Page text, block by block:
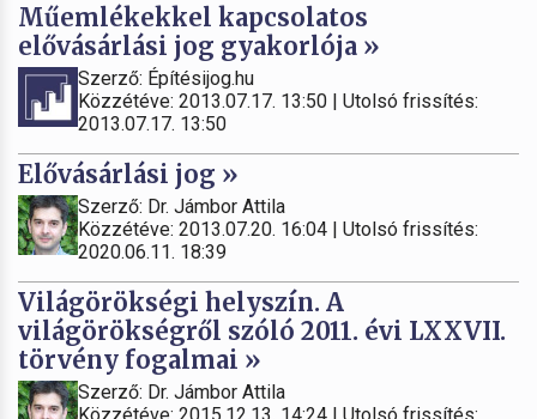
Műemlékekkel kapcsolatos
elővásárlási jog gyakorlója »
Szerző: Építésijog.hu
Közzétéve: 2013.07.17. 13:50 | Utolsó frissítés:
2013.07.17. 13:50
Elővásárlási jog »
Szerző: Dr. Jámbor Attila
Közzétéve: 2013.07.20. 16:04 | Utolsó frissítés:
2020.06.11. 18:39
Világörökségi helyszín. A
világörökségről szóló 2011. évi LXXVII.
törvény fogalmai »
Szerző: Dr. Jámbor Attila
Közzétéve: 2015.12.13. 14:24 | Utolsó frissítés: